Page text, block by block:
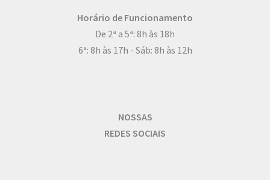
Horário de Funcionamento
De 2ª a 5ª: 8h às 18h
6ª: 8h às 17h - Sáb: 8h às 12h
NOSSAS
REDES SOCIAIS